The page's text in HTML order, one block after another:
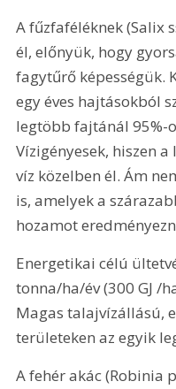
A fűzfaféléknek (Salix
él, előnyük, hogy
fagytűrő képességük.
egy éves hajtásokból
legtöbb fajtánál 95%-
Vízigényesek, hiszen
víz közelben él. Ám
is, amelyek a
hozamot
Energetikai célú
tonna/ha/év (300 GJ /
Magas talajvízállású,
területeken az egyik
A fehér akác (Robinia